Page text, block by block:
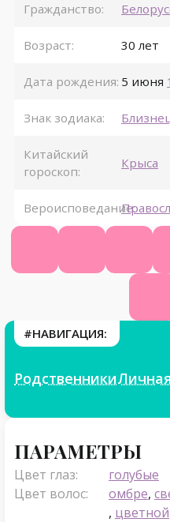
Гражданство:
Возраст: 30 лет
Дата рождения: 5 июня
Знак зодиака:
Китайский
гороскоп:
Крыса
Вероисповедание:
#НАВИГАЦИЯ:
Родственники
ПАРАМЕТРЫ
Цвет глаз:
голубые
Цвет волос:
омбре,
, цветной